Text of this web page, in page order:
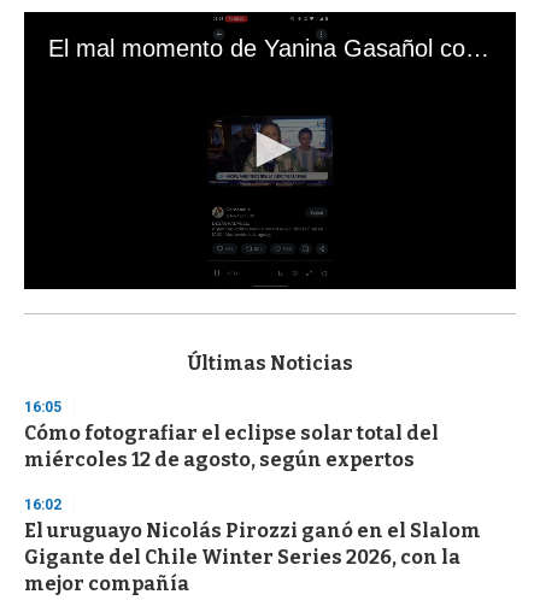
El mal momento de Yanina Gasañol con un hincha argentino en "Subrayado"
s
d
s
o
f
3
s
e
c
o
Últimas Noticias
16:05
Cómo fotografiar el eclipse solar total del
miércoles 12 de agosto, según expertos
16:02
El uruguayo Nicolás Pirozzi ganó en el Slalom
Gigante del Chile Winter Series 2026, con la
mejor compañía